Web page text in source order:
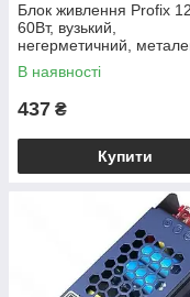
Блок живлення Profix
60Вт, вузький,
негерметичний,
корпус
В наявності
437 ₴
Купити